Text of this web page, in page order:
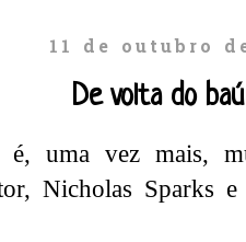
11 de outubro
De volta do
uma vez mais,
Nicholas Sparks